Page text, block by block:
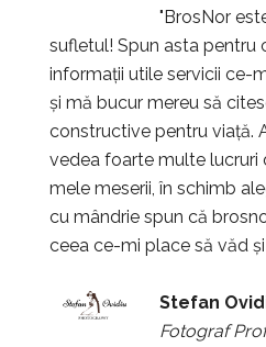
"BrosNor
sufletul! Spun asta pentru
informații utile servicii ce-
și mă bucur mereu să
constructive pentru viață.
vedea foarte multe lucruri
mele meserii, în schimb
cu mândrie spun că
ceea ce-mi place să văd și
Stefan
Fotograf